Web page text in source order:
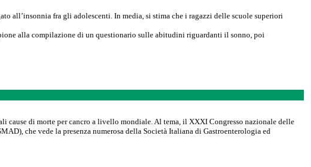
all’insonnia fra gli adolescenti. In media, si stima che i ragazzi delle scuole superiori
alla compilazione di un questionario sulle abitudini riguardanti il sonno, poi
di morte per cancro a livello mondiale. Al tema, il XXXI Congresso nazionale delle
che vede la presenza numerosa della Società Italiana di Gastroenterologia ed